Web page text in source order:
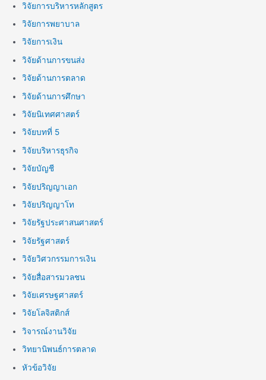
วิจัยการบริหารหลักสูตร
วิจัยการพยาบาล
วิจัยการเงิน
วิจัยด้านการขนส่ง
วิจัยด้านการตลาด
วิจัยด้านการศึกษา
วิจัยนิเทศศาสตร์
วิจัยบทที่ 5
วิจัยบริหารธุรกิจ
วิจัยบัญชี
วิจัยปริญญาเอก
วิจัยปริญญาโท
วิจัยรัฐประศาสนศาสตร์
วิจัยรัฐศาสตร์
วิจัยวิศวกรรมการเงิน
วิจัยสื่อสารมวลชน
วิจัยเศรษฐศาสตร์
วิจัยโลจิสติกส์
วิจารณ์งานวิจัย
วิทยานิพนธ์การตลาด
หัวข้อวิจัย